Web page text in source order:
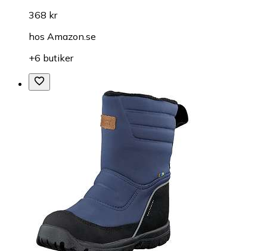
368 kr
hos Amazon.se
+6 butiker